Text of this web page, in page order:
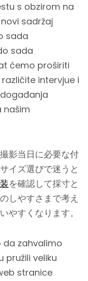
s obzirom na
sadržaj
sada
sada
ćemo proširiti
intervjue i
našim
影当日に必要な付
イズ選びで迷うと
を確認して採寸と
しやすさまで考え
やすくなります。
da zahvalimo
pružili veliku
stranice